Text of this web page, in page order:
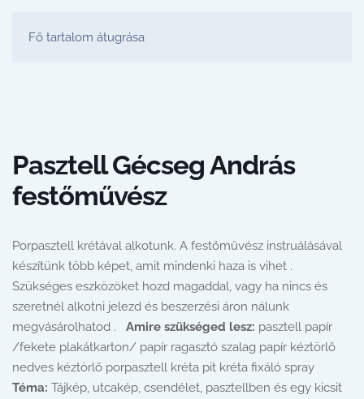
Fő tartalom átugrása
FESTŐ PARTY STÚDIÓ
Pasztell Gécseg András
festőművész
Porpasztell krétával alkotunk. A festőművész instruálásával
készítünk több képet, amit mindenki haza is vihet .
Szükséges eszközöket hozd magaddal, vagy ha nincs és
szeretnél alkotni jelezd és beszerzési áron nálunk
megvásárolhatod . Amire szükséged lesz: pasztell papír
/fekete plakátkarton/ papír ragasztó szalag papír kéztörlő
nedves kéztörlő porpasztell kréta pit kréta fixáló spray
Téma: Tájkép, utcakép, csendélet, pasztellben és egy kicsit